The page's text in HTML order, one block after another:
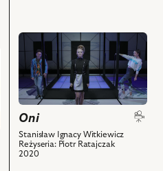
z
nim
obiektów
przejdź
do
obiektu
Oni,
Zwiastun
spektaklu
i
powiązanych
Oni
Stanisław Ignacy Witkiewicz
Reżyseria: Piotr Ratajczak
2020